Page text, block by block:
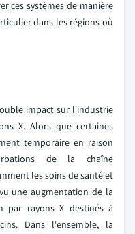
ces systèmes de manière
dans les régions où
impact sur l'industrie
X. Alors que certaines
temporaire en raison
de la chaîne
les soins de santé et
une augmentation de la
par rayons X destinés à
Dans l'ensemble, la